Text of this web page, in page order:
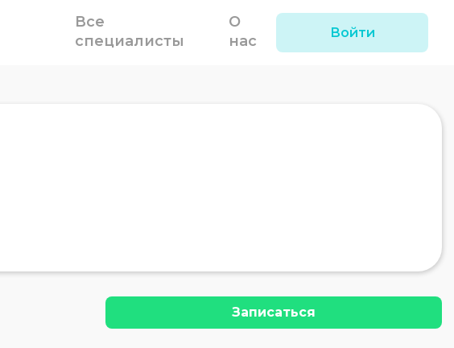
Все
специалисты
О
нас Войти
Записаться